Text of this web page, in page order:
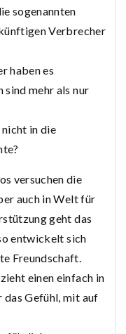
sogenannten
Verbrecher
haben es
sind mehr als nur
in die
versuchen die
auch in Welt für
geht das
entwickelt sich
Freundschaft.
einen einfach in
das Gefühl, mit auf